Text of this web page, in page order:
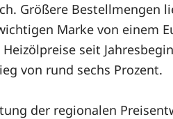
Größere Bestellmengen
Marke von einem
seit
von rund sechs Prozent.
der regionalen